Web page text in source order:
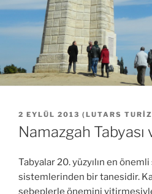
YAYIM
TARIHI
2 EYLÜL 2013 ( LUTARS
Namazgah Tabyası
Tabyalar 20. yüzyılın en
sistemlerinden bir tanesidir.
sebeplerle önemini